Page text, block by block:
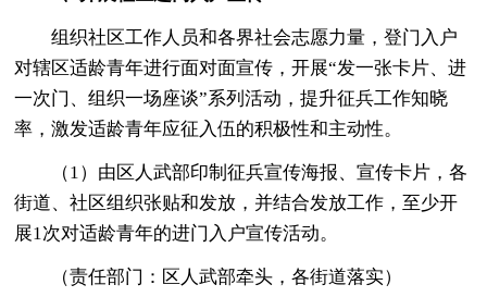
组织社区工作人员和各界社会志愿力量，登门入户
对辖区适龄青年进行面对面宣传，开展“发一张卡片、进
一次门、组织一场座谈”系列活动，提升征兵工作知晓
率，激发适龄青年应征入伍的积极性和主动性。
（1）由区人武部印制征兵宣传海报、宣传卡片，各
街道、社区组织张贴和发放，并结合发放工作，至少开
展1次对适龄青年的进门入户宣传活动。
（责任部门：区人武部牵头，各街道落实）